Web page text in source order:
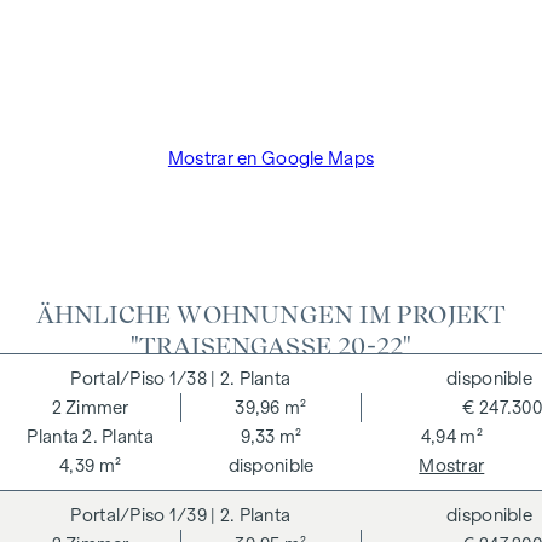
ascienden al 1,8% del precio de compra más el 20% de IVA,
Mostrar en Google Maps
ÄHNLICHE WOHNUNGEN IM PROJEKT
"TRAISENGASSE 20-22"
1/38 | 2. Planta
2. Planta
2 Zimmer
39,96 m²
9,33 m²
4,94 m²
4,39 m²
€ 247.300
disponible
disponible
Mostrar
1/39
| 2. Planta
disponible